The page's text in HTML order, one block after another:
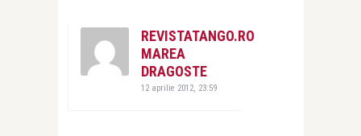
REVISTATANGO.RO
MAREA
DRAGOSTE
12 aprilie 2012, 23:59